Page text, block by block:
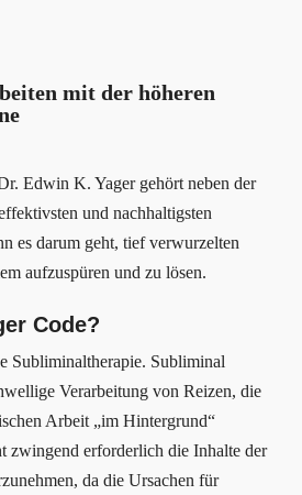
mit der höheren
Edwin K. Yager gehört neben der
und nachhaltigsten
es darum geht, tief verwurzelten
aufzuspüren und zu lösen.
Code?
Subliminaltherapie. Subliminal
Verarbeitung von Reizen, die
Arbeit „im Hintergrund“
zwingend erforderlich die Inhalte der
da die Ursachen für